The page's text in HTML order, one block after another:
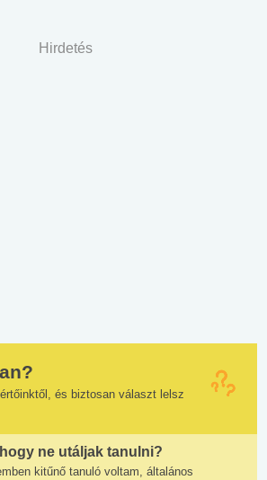
Hirdetés
és biztosan választ lelsz
ne utáljak tanulni?
kitűnő tanuló voltam, általános